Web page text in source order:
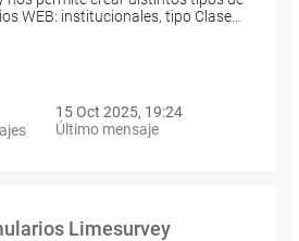
WEB: institucionales, tipo Clase…
15 Oct 2025, 19:24
Último mensaje
Limesurvey